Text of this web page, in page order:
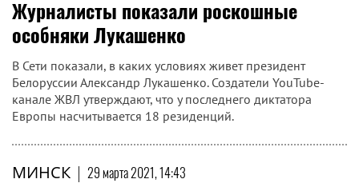
Журналисты показали роскошные
особняки Лукашенко
В Сети показали, в каких условиях живет президент
Белоруссии Александр Лукашенко. Создатели YouTube-
канале ЖВЛ утверждают, что у последнего диктатора
Европы насчитывается 18 резиденций.
МИНСК | 29 марта 2021, 14:43